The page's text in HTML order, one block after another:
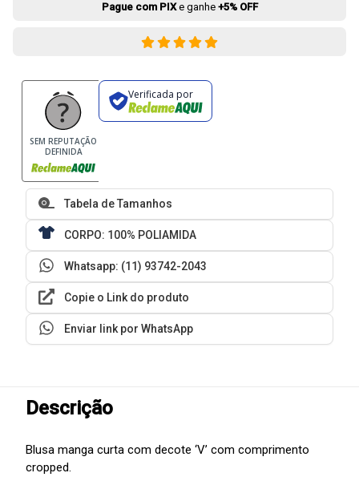
Pague com PIXe ganhe +5% OFF
SEM REPUTAÇÃO
DEFINIDA
Verificada por
Tabela de Tamanhos
CORPO: 100% POLIAMIDA
Whatsapp: (11) 93742-2043
Copie o Link do produto
Enviar link por WhatsApp
Descrição
Blusa manga curta com decote ‘V’ com comprimento
cropped.